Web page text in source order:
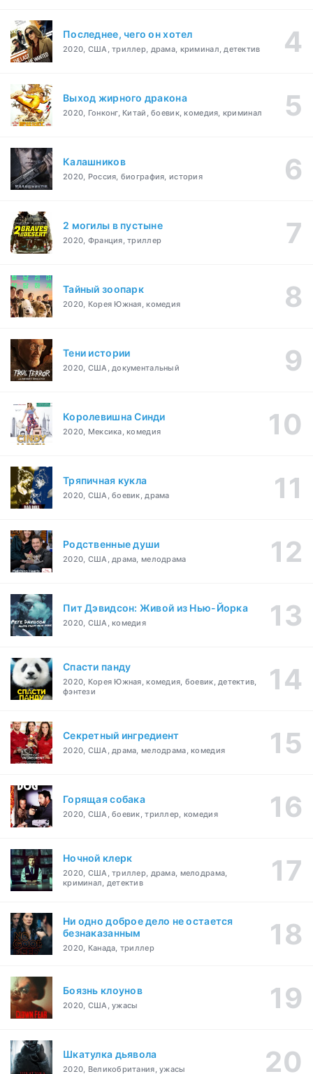
Последнее, чего он хотел
2020, США, триллер, драма, криминал, детектив
Выход жирного дракона
2020, Гонконг, Китай, боевик, комедия, криминал
Калашников
2020, Россия, биография, история
2 могилы в пустыне
2020, Франция, триллер
Тайный зоопарк
2020, Корея Южная, комедия
Тени истории
2020, США, документальный
Королевишна Синди
2020, Мексика, комедия
Тряпичная кукла
2020, США, боевик, драма
Родственные души
2020, США, драма, мелодрама
Пит Дэвидсон: Живой из Нью-Йорка
2020, США, комедия
Спасти панду
2020, Корея Южная, комедия, боевик, детектив,
фэнтези
Секретный ингредиент
2020, США, драма, мелодрама, комедия
Горящая собака
2020, США, боевик, триллер, комедия
Ночной клерк
2020, США, триллер, драма, мелодрама,
криминал, детектив
Ни одно доброе дело не остается
безнаказанным
2020, Канада, триллер
Боязнь клоунов
2020, США, ужасы
Шкатулка дьявола
2020, Великобритания, ужасы